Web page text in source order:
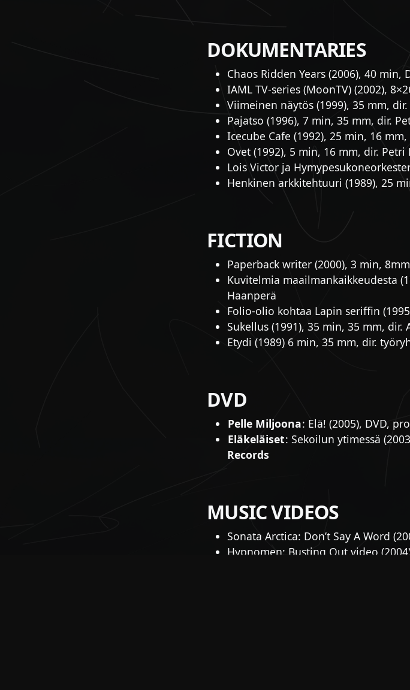
DOKUMENTARIES
Chaos Ridden Years (2006), 40 min,
IAML TV-series (MoonTV) (2002),
Viimeinen näytös (1999), 35 mm, dir.
Pajatso (1996), 7 min, 35 mm, dir.
Icecube Cafe (1992), 25 min, 16
Ovet (1992), 5 min, 16 mm, dir. Petri
Lois Victor ja
Henkinen arkkitehtuuri (1989), 25
FICTION
Paperback writer (2000), 3 min,
Kuvitelmia maailmankaikkeudesta
Haanperä
Folio-olio kohtaa Lapin seriffin
Sukellus (1991), 35 min, 35 mm, dir.
Etydi (1989) 6 min, 35 mm, dir.
DVD
Pelle Miljoona: Elä! (2005), DVD,
Eläkeläiset: Sekoilun ytimessä
Records
MUSIC VIDEOS
Sonata Arctica: Don’t Say A Word
Hypnomen: Busting Out video